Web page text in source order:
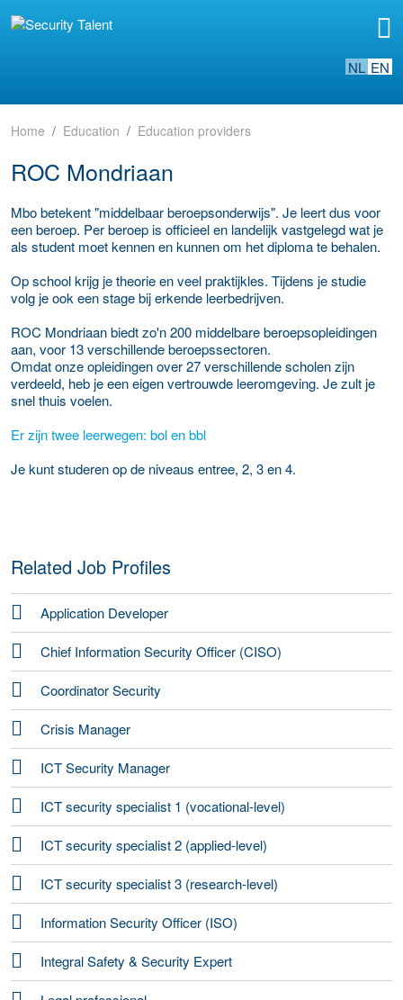
NL EN
Home Education Education providers
ROC Mondriaan
Mbo betekent "middelbaar beroepsonderwijs". Je leert dus voor
een beroep. Per beroep is officieel en landelijk vastgelegd wat je
als student moet kennen en kunnen om het diploma te behalen.
Op school krijg je theorie en veel praktijkles. Tijdens je studie
volg je ook een stage bij erkende leerbedrijven.
ROC Mondriaan biedt zo'n 200 middelbare beroepsopleidingen
aan, voor 13 verschillende beroepssectoren.
Omdat onze opleidingen over 27 verschillende scholen zijn
verdeeld, heb je een eigen vertrouwde leeromgeving. Je zult je
snel thuis voelen.
Er zijn twee leerwegen: bol en bbl
Je kunt studeren op de niveaus entree, 2, 3 en 4.
Related Job Profiles
Application Developer
Chief Information Security Officer (CISO)
Coordinator Security
Crisis Manager
ICT Security Manager
ICT security specialist 1 (vocational-level)
ICT security specialist 2 (applied-level)
ICT security specialist 3 (research-level)
Information Security Officer (ISO)
Integral Safety & Security Expert